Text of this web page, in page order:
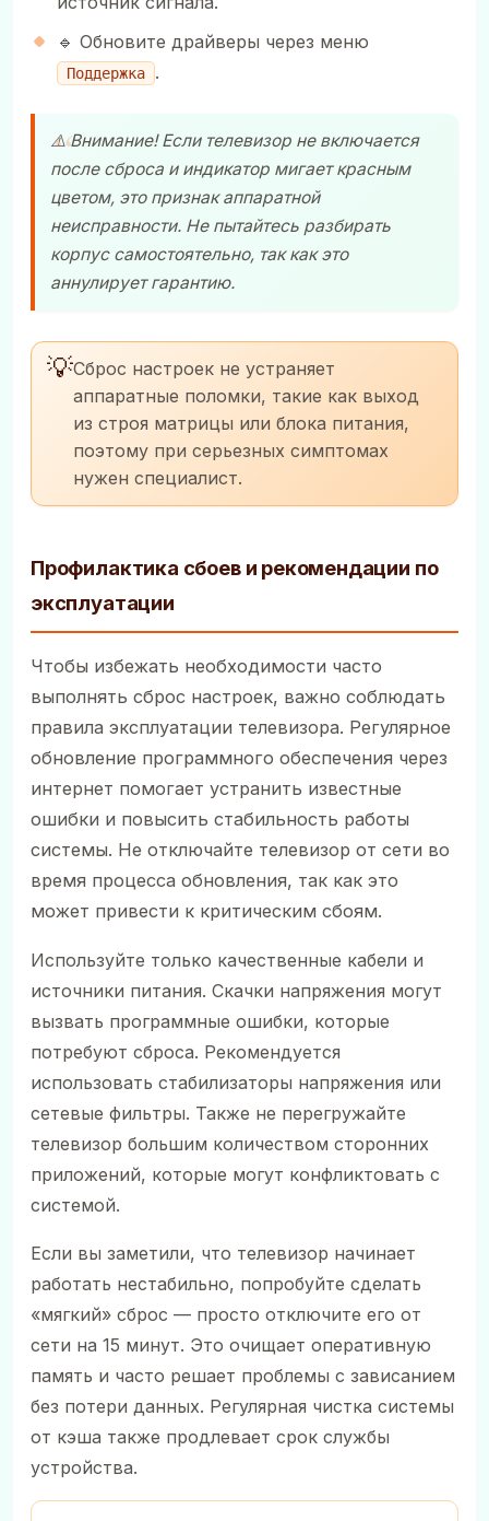
🔹 Обновите драйверы через меню
Поддержка .
⚠️ Внимание! Если телевизор не включается
после сброса и индикатор мигает красным
цветом, это признак аппаратной
неисправности. Не пытайтесь разбирать
корпус самостоятельно, так как это
аннулирует гарантию.
💡Сброс настроек не устраняет
аппаратные поломки, такие как выход
из строя матрицы или блока питания,
поэтому при серьезных симптомах
нужен специалист.
Профилактика сбоев и рекомендации по
эксплуатации
Чтобы избежать необходимости часто
выполнять сброс настроек, важно соблюдать
правила эксплуатации телевизора. Регулярное
обновление программного обеспечения через
интернет помогает устранить известные
ошибки и повысить стабильность работы
системы. Не отключайте телевизор от сети во
время процесса обновления, так как это
может привести к критическим сбоям.
Используйте только качественные кабели и
источники питания. Скачки напряжения могут
вызвать программные ошибки, которые
потребуют сброса. Рекомендуется
использовать стабилизаторы напряжения или
сетевые фильтры. Также не перегружайте
телевизор большим количеством сторонних
приложений, которые могут конфликтовать с
системой.
Если вы заметили, что телевизор начинает
работать нестабильно, попробуйте сделать
«мягкий» сброс — просто отключите его от
сети на 15 минут. Это очищает оперативную
память и часто решает проблемы с зависанием
без потери данных. Регулярная чистка системы
от кэша также продлевает срок службы
устройства.